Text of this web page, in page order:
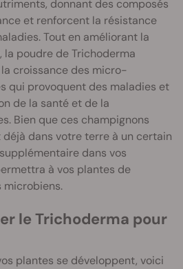
donnant des composés
et renforcent la résistance
Tout en améliorant la
poudre de Trichoderma
croissance des micro-
qui provoquent des maladies et
de la santé et de la
Bien que ces champignons
dans votre terre à un certain
dans vos
à vos plantes de
microbiens.
le Trichoderma pour
plantes se développent, voici